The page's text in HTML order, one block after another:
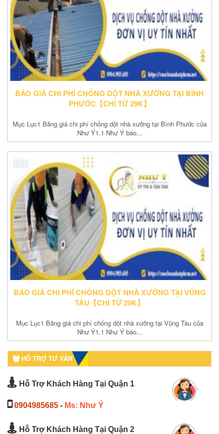
BÁO GIÁ CHI PHÍ CHỐNG DỘT NHÀ XƯỞNG TẠI BÌNH
PHƯỚC【CHỈ TỪ 29K】
Mục Lục1 Bảng giá chi phí chống dột nhà xưởng tại Bình Phước của
Như Ý1.1 Như Ý báo...
BÁO GIÁ CHI PHÍ CHỐNG DỘT NHÀ XƯỞNG TẠI VŨNG
TÀU【CHỈ TỪ 29K】
Mục Lục1 Bảng giá chi phí chống dột nhà xưởng tại Vũng Tàu của
Như Ý1.1 Như Ý báo...
HỖ TRỢ TƯ VẤN
Hỗ Trợ Khách Hàng Tại Quận 1
0904985685 - Ms: Như Ý
Hỗ Trợ Khách Hàng Tại Quận 2